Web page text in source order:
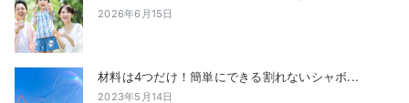
2026年6月15日
材料は4つだけ！簡単にできる割れないシャボ...
2023年5月14日